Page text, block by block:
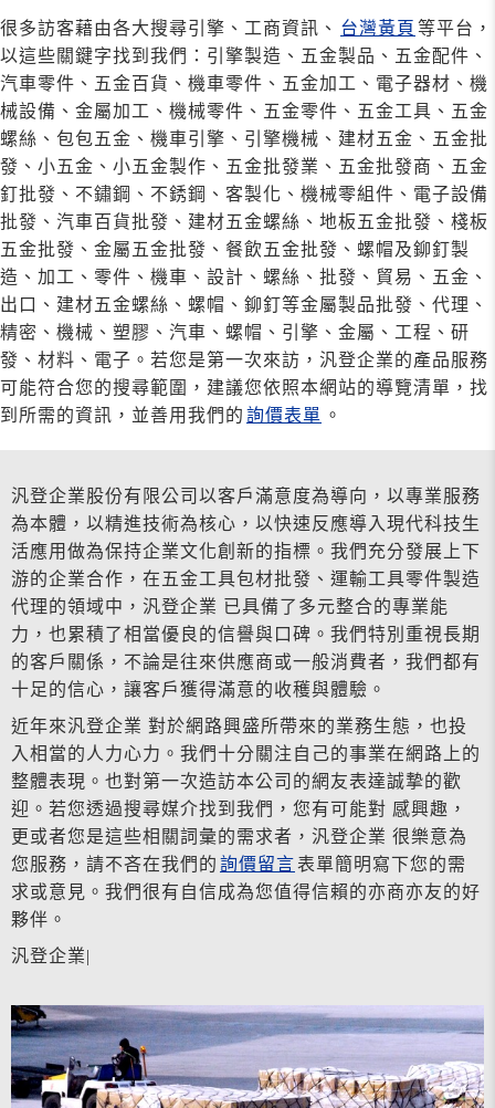
很多訪客藉由各大搜尋引擎、工商資訊、 台灣黃頁 等平台，
以這些關鍵字找到我們：引擎製造、五金製品、五金配件、
汽車零件、五金百貨、機車零件、五金加工、電子器材、機
械設備、金屬加工、機械零件、五金零件、五金工具、五金
螺絲、包包五金、機車引擎、引擎機械、建材五金、五金批
發、小五金、小五金製作、五金批發業、五金批發商、五金
釘批發、不鏽鋼、不銹鋼、客製化、機械零組件、電子設備
批發、汽車百貨批發、建材五金螺絲、地板五金批發、棧板
五金批發、金屬五金批發、餐飲五金批發、螺帽及鉚釘製
造、加工、零件、機車、設計、螺絲、批發、貿易、五金、
出口、建材五金螺絲、螺帽、鉚釘等金屬製品批發、代理、
精密、機械、塑膠、汽車、螺帽、引擎、金屬、工程、研
發、材料、電子。若您是第一次來訪，汎登企業的產品服務
可能符合您的搜尋範圍，建議您依照本網站的導覽清單，找
到所需的資訊，並善用我們的 詢價表單 。
汎登企業股份有限公司以客戶滿意度為導向，以專業服務
為本體，以精進技術為核心，以快速反應導入現代科技生
活應用做為保持企業文化創新的指標。我們充分發展上下
游的企業合作，在五金工具包材批發、運輸工具零件製造
代理的領域中，汎登企業 已具備了多元整合的專業能
力，也累積了相當優良的信譽與口碑。我們特別重視長期
的客戶關係，不論是往來供應商或一般消費者，我們都有
十足的信心，讓客戶獲得滿意的收穫與體驗。
近年來汎登企業 對於網路興盛所帶來的業務生態，也投
入相當的人力心力。我們十分關注自己的事業在網路上的
整體表現。也對第一次造訪本公司的網友表達誠摯的歡
迎。若您透過搜尋媒介找到我們，您有可能對 感興趣，
更或者您是這些相關詞彙的需求者，汎登企業 很樂意為
您服務，請不吝在我們的 詢價留言表單簡明寫下您的需
求或意見。我們很有自信成為您值得信賴的亦商亦友的好
夥伴。
汎登企業|